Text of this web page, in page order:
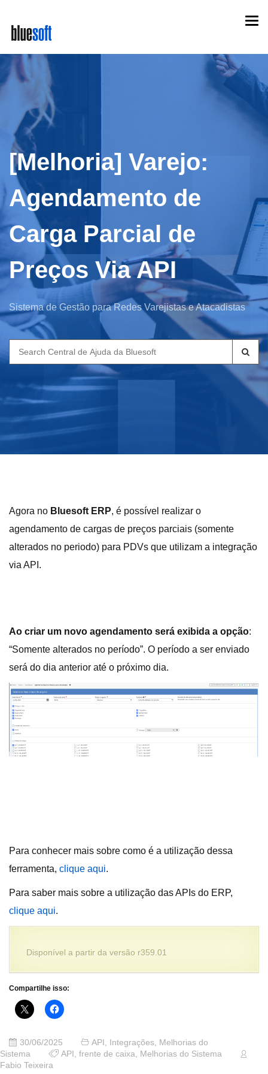
main
content
[Melhoria] Varejo:
Agendamento de
Carga Parcial de
Preços Via API
Sistema de Gestão para Redes Varejistas e Atacadistas
Search
for:
Agora no Bluesoft ERP, é possível realizar o
agendamento de cargas de preços parciais (somente
alterados no periodo) para PDVs que utilizam a integração
via API.
Ao criar um novo agendamento será exibida a opção:
“Somente alterados no período”. O período a ser enviado
será do dia anterior até o próximo dia.
Para conhecer mais sobre como é a utilização dessa
ferramenta, clique aqui.
Para saber mais sobre a utilização das APIs do ERP,
clique aqui.
Disponível a partir da versão r359.01
Compartilhe isso:
30/06/2025 API , Integrações, Melhorias do
Sistema
API , frente de caixa, Melhorias do Sistema
Fabio Teixeira